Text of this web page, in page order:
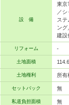
設 備
東京
／
ステ
ング
建設
リフォーム -
土地面積
土地権利 所有
セットバック 無
私道負担面積 無